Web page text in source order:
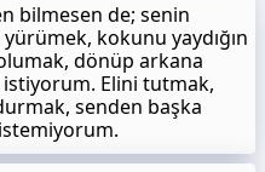
bilmesen de; senin
kokunu yaydığın
dönüp arkana
Elini tutmak,
senden başka